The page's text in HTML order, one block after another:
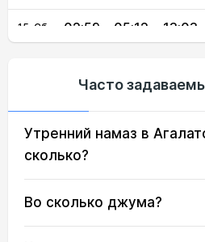
15, Сб 02:59 05:12 13:03
18, Вт 03:02 05:19 13:03
20, Чт 03:04 05:24
Часто
Утренний намаз в
сколько?
Во сколько джума?